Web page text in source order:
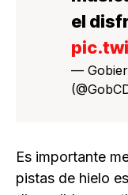
el
—
Es importante
pistas de hielo